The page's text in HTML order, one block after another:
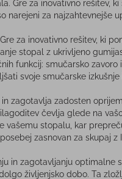
Gre za inovativno rešitev,
narejeni za najzahtevnejše
za inovativno rešitev, ki
stopal z ukrivljeno
funkcij: smučarsko zavoro
svoje smučarske
zagotavlja zadosten
čevlja glede na
vašemu stopalu, kar
zasnovan za skupaj z
in zagotavljanju optimalne
življenjsko dobo. Ta